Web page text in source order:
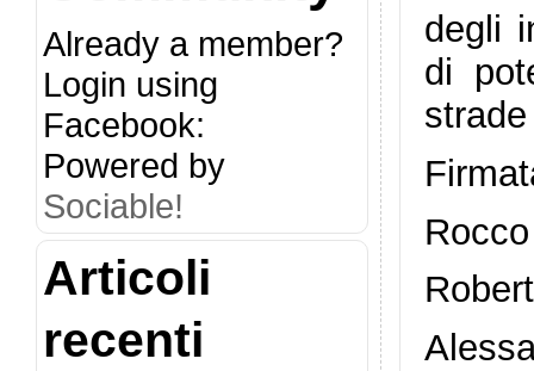
Already a member?
Login using
Facebook:
Powered by
Sociable!
Articoli
recenti
degli
di